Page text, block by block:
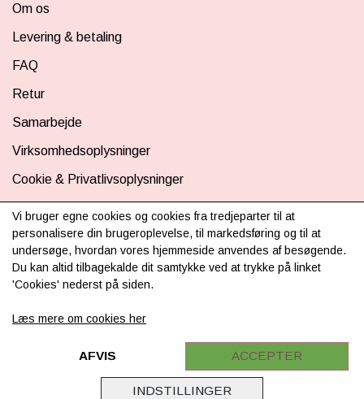
Om os
Levering & betaling
FAQ
Retur
Samarbejde
Virksomhedsoplysninger
Cookie & Privatlivsoplysninger
Tilmeld nyhedsbrev
FØLG OS
Facebook
Vi bruger egne cookies og cookies fra tredjeparter til at
personalisere din brugeroplevelse, til markedsføring og til at
undersøge, hvordan vores hjemmeside anvendes af besøgende.
Du kan altid tilbagekalde dit samtykke ved at trykke på linket
'Cookies' nederst på siden.
Læs mere om cookies her
INDSTILLINGER
AFVIS ACCEPTER